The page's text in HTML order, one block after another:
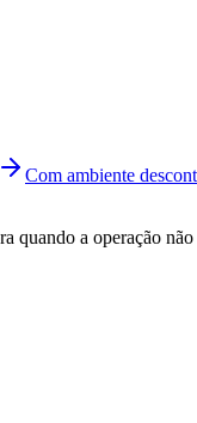
Com ambiente
quando a operação